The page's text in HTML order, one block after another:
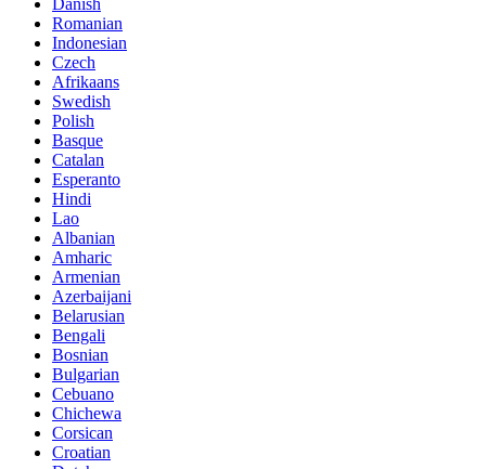
Romanian
Indonesian
Czech
Afrikaans
Swedish
Polish
Basque
Catalan
Esperanto
Hindi
Lao
Albanian
Amharic
Armenian
Azerbaijani
Belarusian
Bengali
Bosnian
Bulgarian
Cebuano
Chichewa
Corsican
Croatian